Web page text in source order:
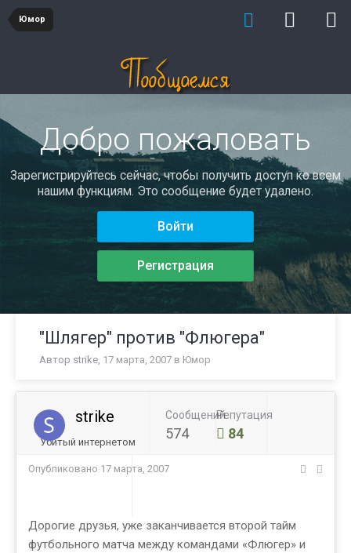
Юмор
Добро пожаловать
Зарегистрируйтесь сейчас, чтобы получить доступ ко всем
нашим функциям. Это сообщение будет удалено.
Войти
Регистрация
"Шлягер" против "Флюгера"
Автор strike, 17 марта, 2007 в Юмор
strike
Убитый интернетом
Сообщений
574
Репутация
84
Опубликовано 17 марта, 2007
Дорогие друзья, уже заканчивается второй тайм
футбольного матча между командами «Флюгер» и